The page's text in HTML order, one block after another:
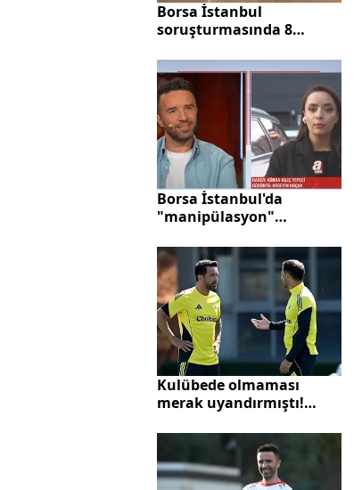
Borsa İstanbul
soruşturmasında 8
Borsa İstanbul'da
"manipülasyon"
Kulübede olmaması
merak uyandırmıştı!
geldi